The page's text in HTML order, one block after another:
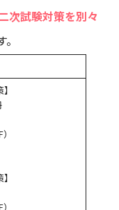
次試験対策を別々